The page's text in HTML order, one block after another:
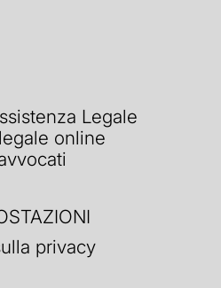
Legale
online
privacy